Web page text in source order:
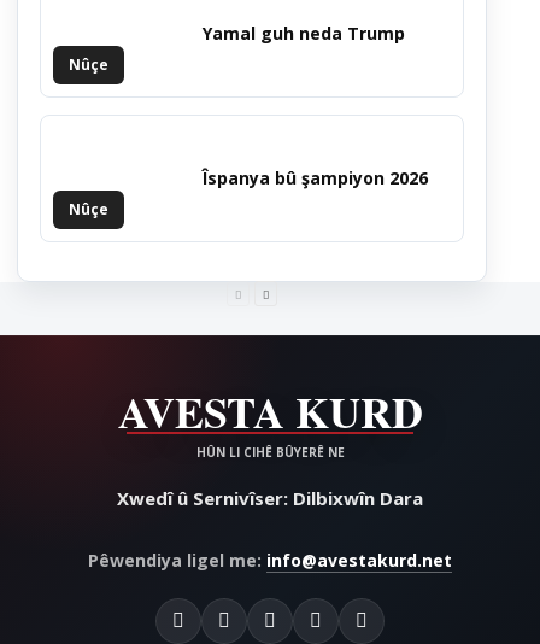
Nûçe
Yamal guh neda Trump
Nûçe
Îspanya bû şampiyon 2026
Xwedî û Sernivîser: Dilbixwîn Dara
Pêwendiya ligel me: info@avestakurd.net